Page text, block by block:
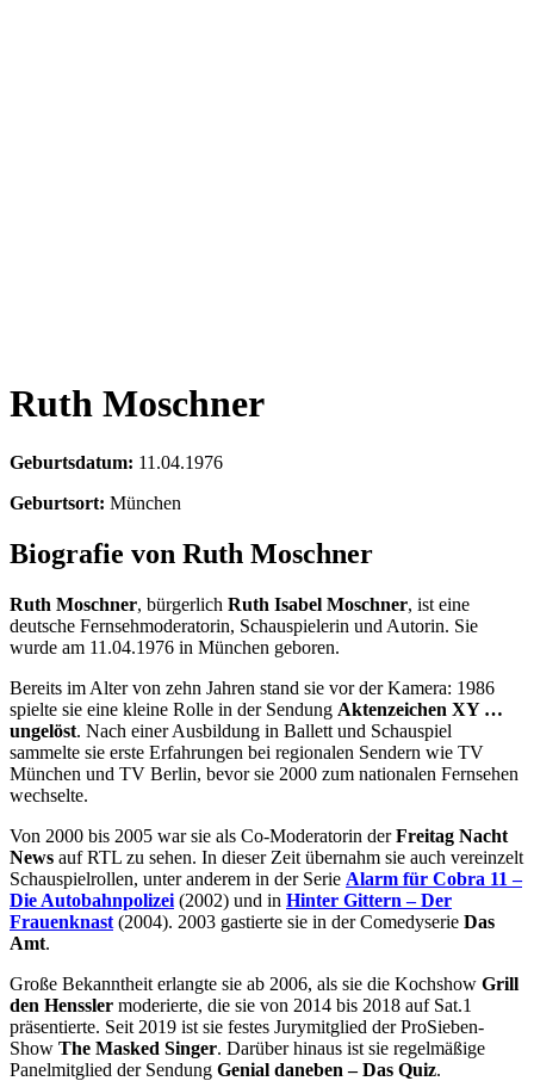
Ruth Moschner
Geburtsdatum: 11.04.1976
Geburtsort: München
Biografie von Ruth Moschner
Ruth Moschner, bürgerlich Ruth Isabel Moschner, ist eine
deutsche Fernsehmoderatorin, Schauspielerin und Autorin. Sie
wurde am 11.04.1976 in München geboren.
Bereits im Alter von zehn Jahren stand sie vor der Kamera: 1986
spielte sie eine kleine Rolle in der Sendung Aktenzeichen XY …
ungelöst. Nach einer Ausbildung in Ballett und Schauspiel
sammelte sie erste Erfahrungen bei regionalen Sendern wie TV
München und TV Berlin, bevor sie 2000 zum nationalen Fernsehen
wechselte.
Von 2000 bis 2005 war sie als Co-Moderatorin derFreitag Nacht
News auf RTL zu sehen. In dieser Zeit übernahm sie auch vereinzelt
Schauspielrollen, unter anderem in der Serie Alarm für Cobra 11 –
Die Autobahnpolizei (2002) und in Hinter Gittern – Der
Frauenknast (2004). 2003 gastierte sie in der Comedyserie Das
Amt.
Große Bekanntheit erlangte sie ab 2006, als sie die Kochshow Grill
den Henssler moderierte, die sie von 2014 bis 2018 auf Sat.1
präsentierte. Seit 2019 ist sie festes Jurymitglied der ProSieben-
Show The Masked Singer. Darüber hinaus ist sie regelmäßige
Panelmitglied der Sendung Genial daneben – Das Quiz.